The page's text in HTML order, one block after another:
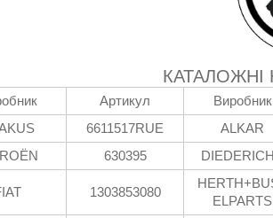
КАТАЛОЖНІ
Артикул
Виробник
6611517RUE
ALKAR
630395
1303853080
ELPARTS